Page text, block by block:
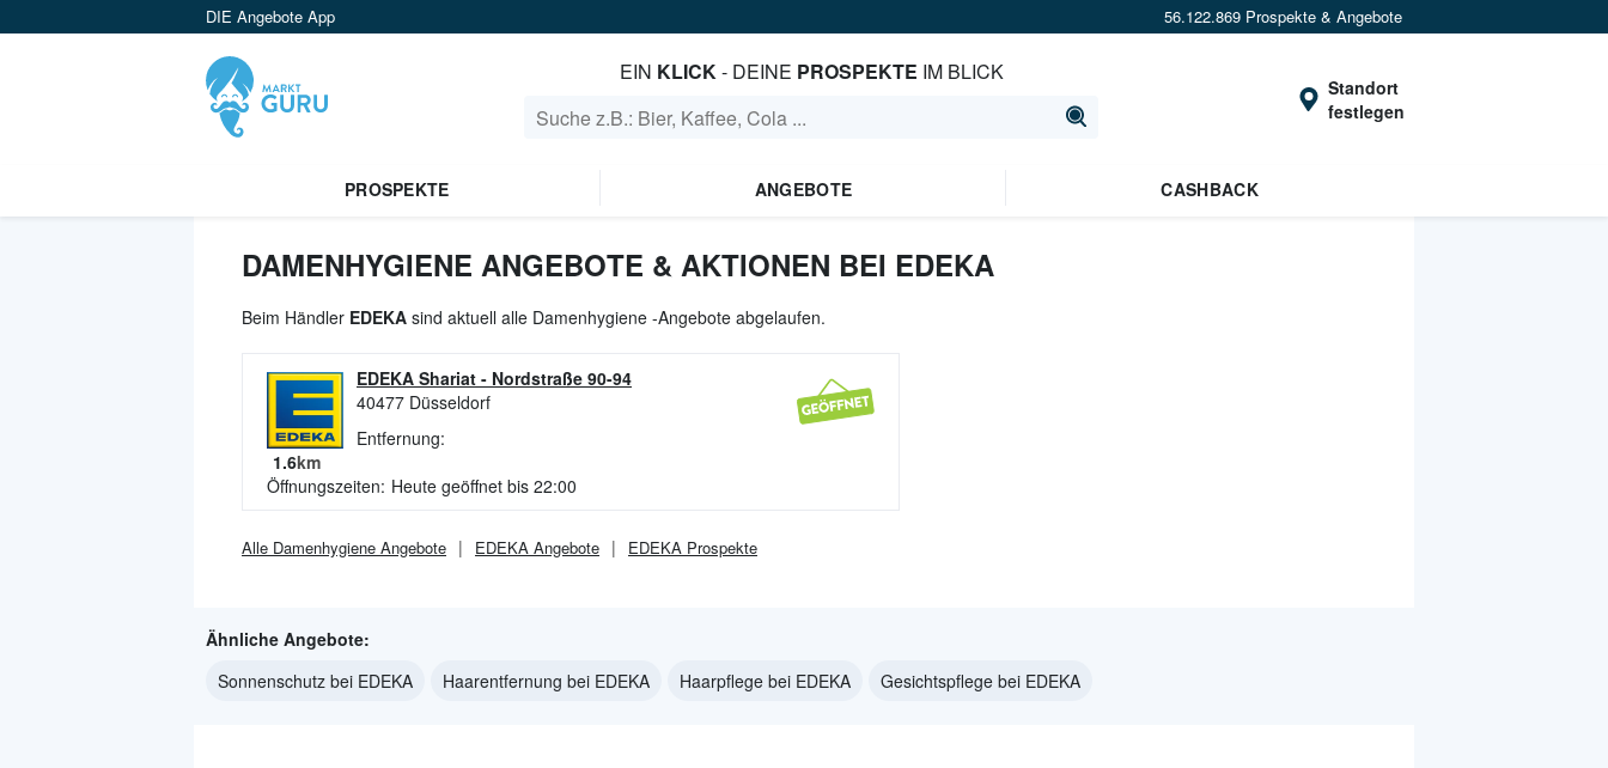
DIE Angebote App 56.122.869 Prospekte & Angebote
EIN KLICK- DEINE PROSPEKTE IM BLICK
Standort
festlegen
PROSPEKTE ANGEBOTE CASHBACK
DAMENHYGIENE ANGEBOTE & AKTIONEN BEI EDEKA
Beim Händler EDEKA sind aktuell alle Damenhygiene -Angebote abgelaufen.
EDEKA Shariat - Nordstraße 90-94
40477 Düsseldorf
Entfernung:
1.6km
Öffnungszeiten: Heute geöffnet bis 22:00
Alle Damenhygiene Angebote EDEKA Angebote EDEKA Prospekte
Ähnliche Angebote:
Sonnenschutz bei EDEKA
Haarentfernung bei EDEKA Haarpflege bei EDEKA Gesichtspflege bei EDEKA